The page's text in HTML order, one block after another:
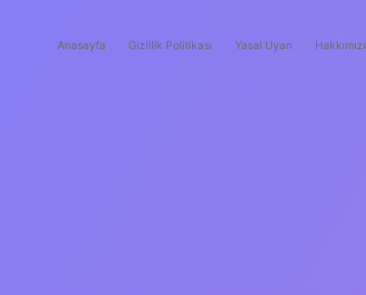
Anasayfa Gizlilik Politikası Yasal Uyarı